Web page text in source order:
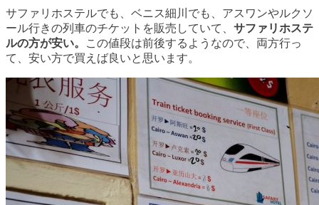
サファリホステルでも、ベニス細川でも、アスワンやルクソ
ール行きの列車のチケットを販売していて、 サファリホステ
ルの方が安い。
この値段は前後するようなので、両方行っ
て、安い方で買えば良いと思います。